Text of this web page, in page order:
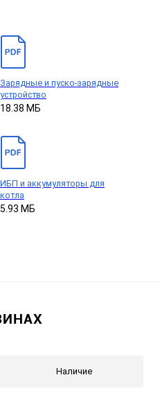
Зарядные и пуско-зарядные
устройство
18.38 МБ
ИБП и аккумуляторы для
котла
5.93 МБ
Наличие